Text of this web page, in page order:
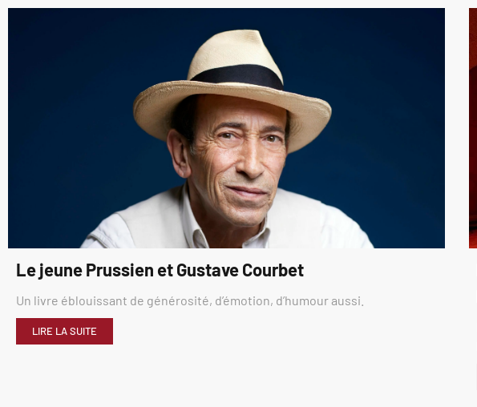
Le jeune Prussien et Gustave Courbet
Un livre éblouissant de générosité, d’émotion, d’humour aussi.
LIRE LA SUITE